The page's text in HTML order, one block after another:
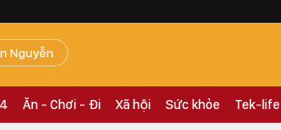
Nguyễn
Ăn - Chơi - Đi Xã hội Sức khỏe Tek-life